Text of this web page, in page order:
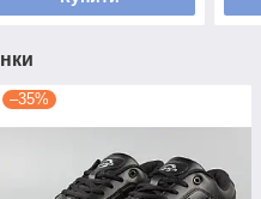
–35%